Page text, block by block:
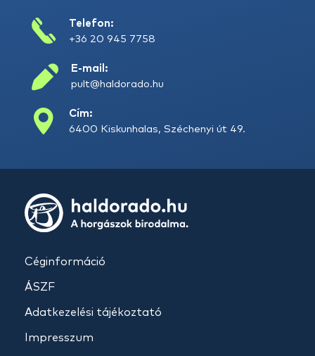
Telefon:
+36 20 945 7758
E-mail:
pult@haldorado.hu
Cím:
6400 Kiskunhalas, Széchenyi út 49.
Céginformáció
ÁSZF
Adatkezelési tájékoztató
Impresszum